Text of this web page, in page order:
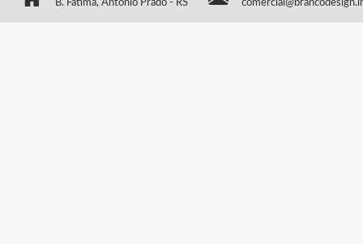
B. Fátima, Antônio Prado - RS